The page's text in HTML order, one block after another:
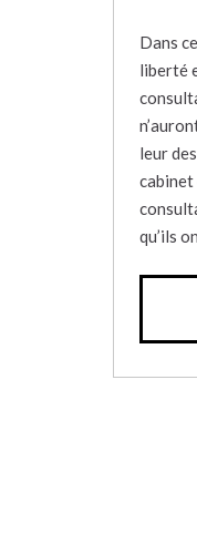
Dans
liberté
leur
cabinet
qu’ils